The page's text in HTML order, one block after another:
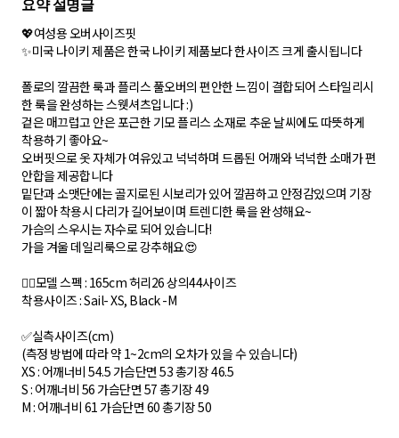
요약 설명글
💖여성용 오버사이즈핏
✨미국 나이키 제품은 한국 나이키 제품보다 한사이즈 크게 출시됩니다
폴로의 깔끔한 룩과 플리스 풀오버의 편안한 느낌이 결합되어 스타일리시
한 룩을 완성하는 스웻셔츠입니다 :)
겉은 매끄럽고 안은 포근한 기모 플리스 소재로 추운 날씨에도 따뜻하게
착용하기 좋아요~
오버핏으로 옷 자체가 여유있고 넉넉하며 드롭된 어깨와 넉넉한 소매가 편
안합을 제공합니다
밑단과 소맷단에는 골지로된 시보리가 있어 깔끔하고 안정감있으며 기장
이 짧아 착용시 다리가 길어보이며 트렌디한 룩을 완성해요~
가슴의 스우시는 자수로 되어 있습니다!
가을 겨울 데일리룩으로 강추해요😍
🙋‍♀️모델 스펙 : 165cm 허리26 상의44사이즈
착용사이즈 : Sail- XS, Black -M
✅실측사이즈(cm)
(측정 방법에 따라 약 1~2cm의 오차가 있을 수 있습니다)
X S : 어깨너비 54.5 가슴단면 53 총기장 46.5
S : 어깨너비 56 가슴단면 57 총기장 49
M : 어깨너비 61 가슴단면 60 총기장 50